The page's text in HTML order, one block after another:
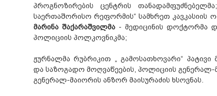
პროგნოზირების ცენტრის
საერთაშორისო რეფორმის“ სამხრეთ კავკასიის
მარინა შაქარაშვილმა- მედიცინის დოქტორმა
პოლიციის პოლკოვნიკმა;
ჟურნალმა რუბრიკით „ გამოსათხოვარი“
და საზოგადო მოღვაწეების, პოლიციის გენერალ-
გენერალ-მაიორის ანზორ მაისურაძის ხსოვნას.